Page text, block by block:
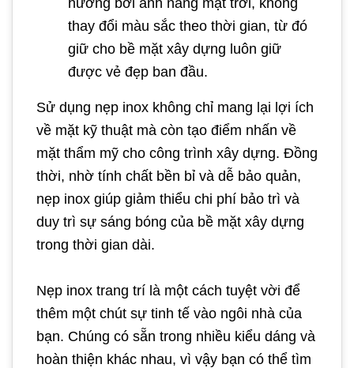
thay đổi màu sắc theo thời gian, từ đó
giữ cho bề mặt xây dựng luôn giữ
được vẻ đẹp ban đầu.
Sử dụng nẹp inox không chỉ mang lại lợi ích
về mặt kỹ thuật mà còn tạo điểm nhấn về
mặt thẩm mỹ cho công trình xây dựng. Đồng
thời, nhờ tính chất bền bỉ và dễ bảo quản,
nẹp inox giúp giảm thiểu chi phí bảo trì và
duy trì sự sáng bóng của bề mặt xây dựng
trong thời gian dài.
Nẹp inox trang trí là một cách tuyệt vời để
thêm một chút sự tinh tế vào ngôi nhà của
bạn. Chúng có sẵn trong nhiều kiểu dáng và
hoàn thiện khác nhau, vì vậy bạn có thể tìm